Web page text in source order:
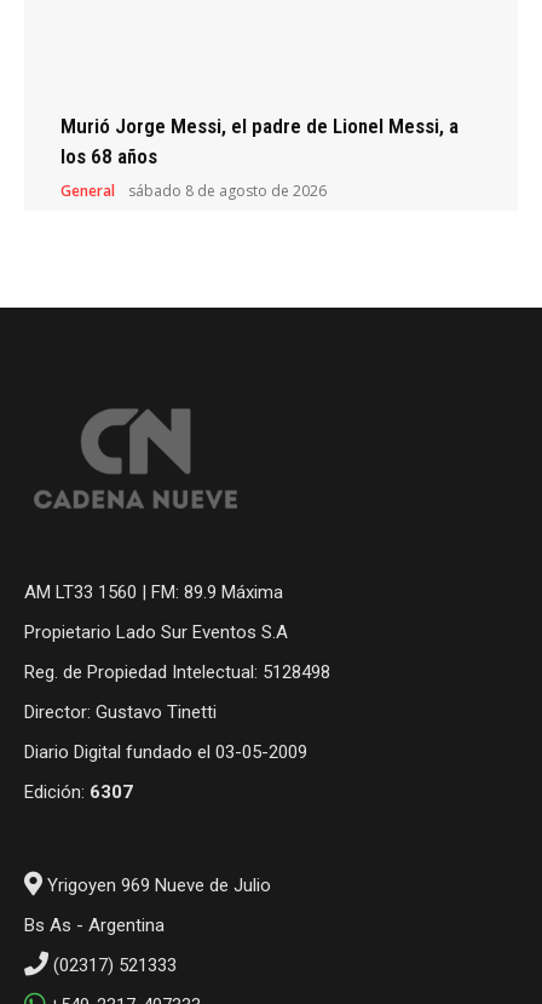
Murió Jorge Messi, el padre de Lionel Messi, a
los 68 años
General sábado 8 de agosto de 2026
AM LT33 1560 | FM: 89.9 Máxima
Propietario Lado Sur Eventos S.A
Reg. de Propiedad Intelectual: 5128498
Director: Gustavo Tinetti
Diario Digital fundado el 03-05-2009
Edición: 6307
Yrigoyen 969 Nueve de Julio
Bs As - Argentina
(02317) 521333